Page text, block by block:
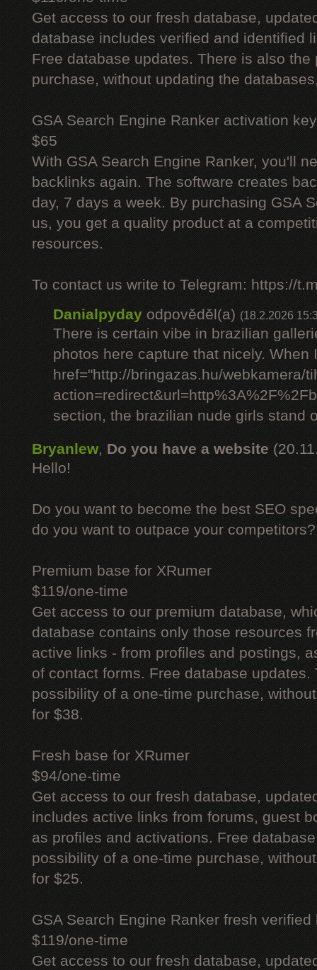
Get access to our fresh database,
database includes verified and identified
Free database updates. There is also
purchase, without updating the
GSA Search Engine Ranker activation key
$65
With GSA Search Engine Ranker, you'll
backlinks again. The software creates
day, 7 days a week. By purchasing GSA
us, you get a quality product at a
resources.
To contact us write to Telegram: https://
Danialpyday odpověděl(a) (18.2.2026
There is certain vibe in brazilian
photos here capture that nicely. When
href="http://bringazas.hu/webkamera/
section, the brazilian nude girls stand
Bryanlew, Do you have a website
Hello!
Do you want to become the best SEO
do you want to outpace your competitors?
Premium base for XRumer
$119/one-time
Get access to our premium database,
database contains only those resources
active links - from profiles and postings,
of contact forms. Free database updates.
possibility of a one-time purchase,
for $38.
Fresh base for XRumer
$94/one-time
Get access to our fresh database,
includes active links from forums, guest
as profiles and activations. Free
possibility of a one-time purchase,
for $25.
GSA Search Engine Ranker fresh verified
$119/one-time
Get access to our fresh database,